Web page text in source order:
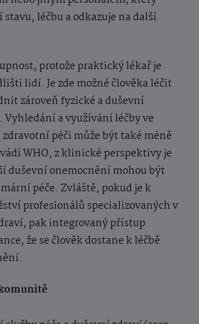
léčbu a odkazuje na další
protože praktický lékař je
lidí. Je zde možné člověka léčit
zároveň fyzické a duševní
a využívání léčby ve
péči může být také méně
WHO, z klinické perspektivy je
duševní onemocnění mohou být
péče. Zvláště, pokud je k
profesionálů specializovaných v
pak integrovaný přístup
že se člověk dostane k léčbě